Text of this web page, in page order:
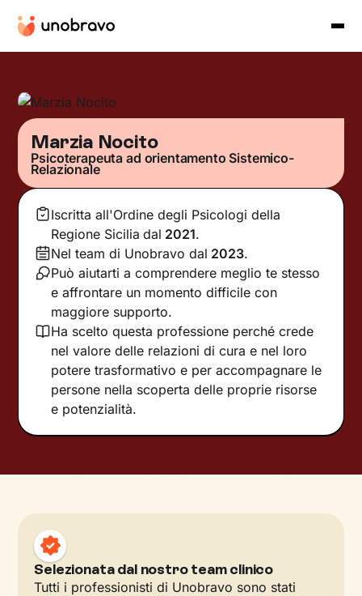
Marzia Nocito
Psicoterapeuta ad orientamento Sistemico-
Relazionale
Iscritta all'Ordine degli Psicologi della
Regione Sicilia dal 2021.
Nel team di Unobravo dal 2023.
Può aiutarti a comprendere meglio te stesso
e affrontare un momento difficile con
maggiore supporto.
Ha scelto questa professione perché crede
nel valore delle relazioni di cura e nel loro
potere trasformativo e per accompagnare le
persone nella scoperta delle proprie risorse
e potenzialità.
Selezionata dal nostro team clinico
Tutti i professionisti di Unobravo sono stati